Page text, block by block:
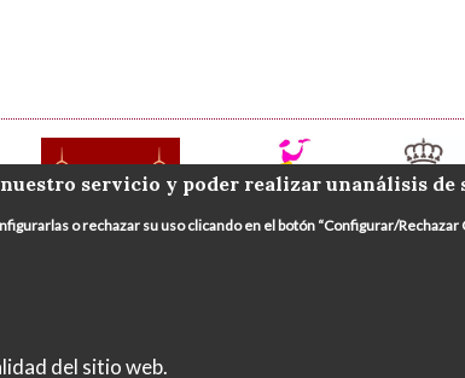
servicio y poder realizar unanálisis de
o rechazar su uso clicando en el botón “Configurar/
del sitio web.